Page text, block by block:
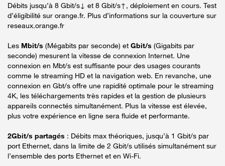
Débits jusqu’à 8 Gbit/s↓ et 8 Gbit/s↑, déploiement en cours. Test
d’éligibilité sur orange.fr. Plus d’informations sur la couverture sur
reseaux.orange.fr
Les Mbit/s (Mégabits par seconde) et Gbit/s (Gigabits par
seconde) mesurent la vitesse de connexion Internet. Une
connexion en Mbt/s est suffisante pour des usages courants
comme le streaming HD et la navigation web. En revanche, une
connexion en Gbt/s offre une rapidité optimale pour le streaming
4K, les téléchargements très rapides et la gestion de plusieurs
appareils connectés simultanément. Plus la vitesse est élevée,
plus votre expérience en ligne sera fluide et performante.
2Gbit/s partagés : Débits max théoriques, jusqu’à 1 Gbit/s par
port Ethernet, dans la limite de 2 Gbit/s utilisés simultanément sur
l’ensemble des ports Ethernet et en Wi-Fi.